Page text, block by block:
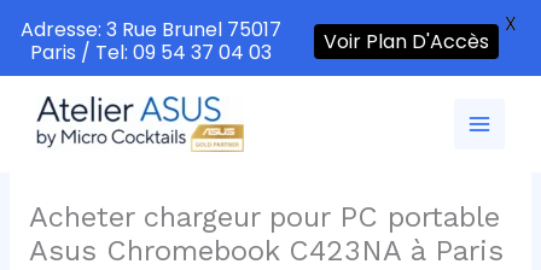
contenu
Acheter chargeur pour PC portable
Asus Chromebook C423NA à Paris
Adresse: 3 Rue Brunel 75017
Paris / Tel: 09 54 37 04 03
Voir Plan D'Accès
X